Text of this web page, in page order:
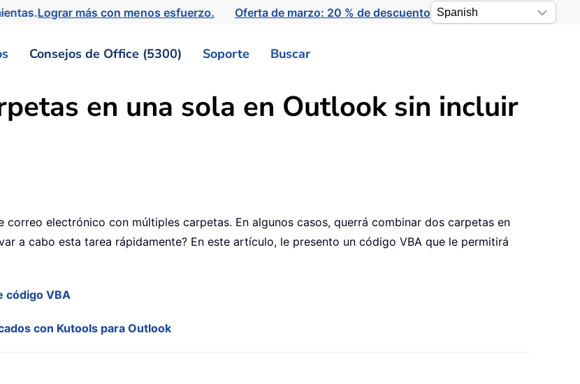
Lograr más con menos esfuerzo. Oferta de marzo: 20 % de descuento
Consejos de Office (5300) Soporte Buscar
en una sola en Outlook sin incluir
correo electrónico con múltiples carpetas. En algunos casos, querrá combinar dos carpetas en
a cabo esta tarea rápidamente? En este artículo, le presento un código VBA que le permitirá
código VBA
con Kutools para Outlook